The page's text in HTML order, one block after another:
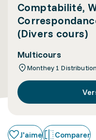
Comptabilité,
(Divers cours)
Multicours
Monthey 1
J'aime Comparer